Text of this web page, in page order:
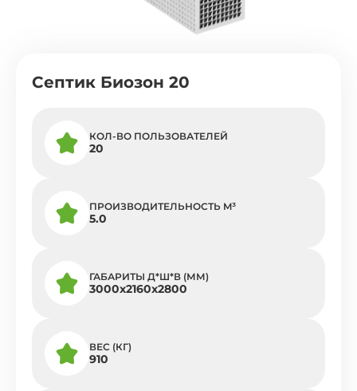
Септик Биозон 20
КОЛ-ВО ПОЛЬЗОВАТЕЛЕЙ
20
ПРОИЗВОДИТЕЛЬНОСТЬ M³
5.0
ГАБАРИТЫ Д*Ш*В (ММ)
3000х2160х2800
ВЕС (КГ)
910